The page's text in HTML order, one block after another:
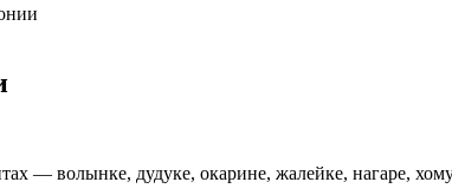
— волынке, дудуке, окарине, жалейке, нагаре,